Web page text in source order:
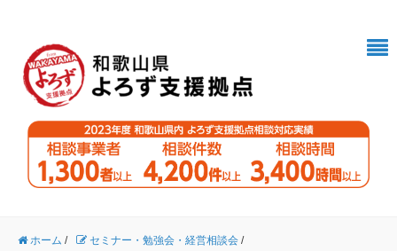
ホーム / セミナー・勉強会・経営相談会 /